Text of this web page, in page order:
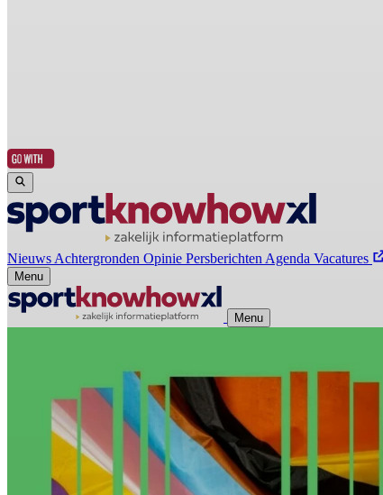
Nieuws Achtergronden Opinie Persberichten Agenda Vacatures
Menu
Menu